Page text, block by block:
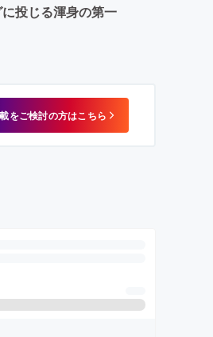
投じる渾身の第一
をご検討の方はこちら